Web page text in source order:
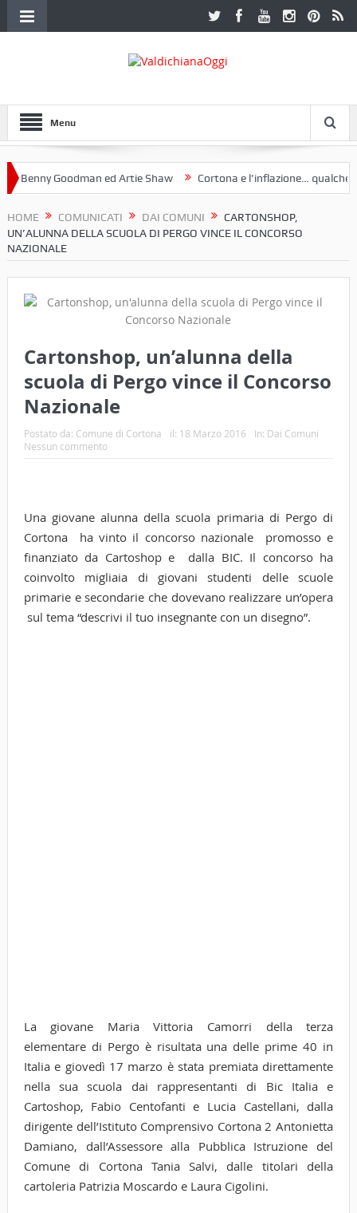
Menu
Goodman ed Artie Shaw Cortona e l’inflazione… qualche
HOME COMUNICATI DAI COMUNI
CARTONSHOP,
UN’ALUNNA DELLA SCUOLA DI PERGO VINCE IL CONCORSO
NAZIONALE
Cartonshop, un’alunna della
scuola di Pergo vince il Concorso
Nazionale
Postato da: Comune di Cortona il: 18 Marzo 2016 In: Dai Comuni
Nessun commento
Una giovane alunna della scuola primaria di Pergo di
Cortona ha vinto il concorso nazionale promosso e
finanziato da Cartoshop e dalla BIC. Il concorso ha
coinvolto migliaia di giovani studenti delle scuole
primarie e secondarie che dovevano realizzare un’opera
sul tema “descrivi il tuo insegnante con un disegno”.
La giovane Maria Vittoria Camorri della terza
elementare di Pergo è risultata una delle prime 40 in
Italia e giovedì 17 marzo è stata premiata direttamente
nella sua scuola dai rappresentanti di Bic Italia e
Cartoshop, Fabio Centofanti e Lucia Castellani, dalla
dirigente dell’Istituto Comprensivo Cortona 2 Antonietta
Damiano, dall’Assessore alla Pubblica Istruzione del
Comune di Cortona Tania Salvi, dalle titolari della
cartoleria Patrizia Moscardo e Laura Cigolini.